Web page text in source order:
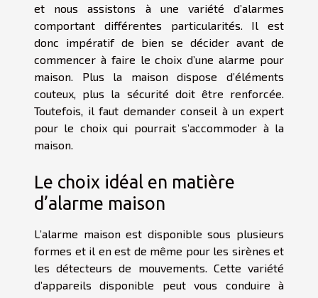
et nous assistons à une variété d’alarmes
comportant différentes particularités. Il est
donc impératif de bien se décider avant de
commencer à faire le choix d’une alarme pour
maison. Plus la maison dispose d’éléments
couteux, plus la sécurité doit être renforcée.
Toutefois, il faut demander conseil à un expert
pour le choix qui pourrait s’accommoder à la
maison.
Le choix idéal en matière
d’alarme maison
L’alarme maison est disponible sous plusieurs
formes et il en est de même pour les sirènes et
les détecteurs de mouvements. Cette variété
d’appareils disponible peut vous conduire à